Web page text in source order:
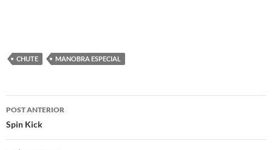
CHUTE MANOBRA ESPECIAL
Navegação
de
POST ANTERIOR
Spin Kick